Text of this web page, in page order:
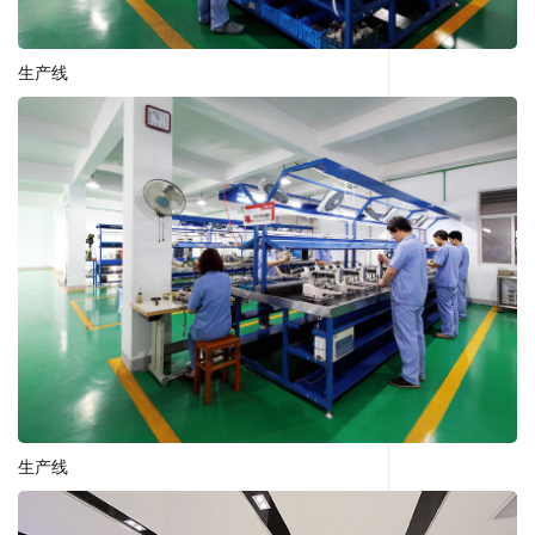
生产线
生产线